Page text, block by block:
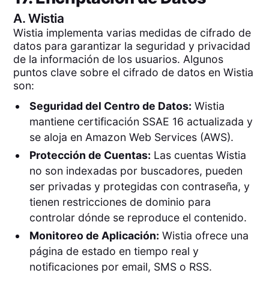
A.Wistia
Wistia implementa varias medidas de cifrado de
datos para garantizar la seguridad y privacidad
de la información de los usuarios. Algunos
puntos clave sobre el cifrado de datos en Wistia
son:
Seguridad del Centro de Datos: Wistia
mantiene certificación SSAE 16 actualizada y
se aloja en Amazon Web Services (AWS).
Protección de Cuentas: Las cuentas Wistia
no son indexadas por buscadores, pueden
ser privadas y protegidas con contraseña, y
tienen restricciones de dominio para
controlar dónde se reproduce el contenido.
Monitoreo de Aplicación: Wistia ofrece una
página de estado en tiempo real y
notificaciones por email, SMS o RSS.